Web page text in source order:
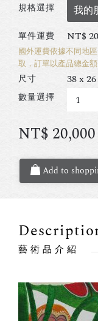
規格選擇 我的
單件運費 NT$
國外運費依據不同地
取，訂單以產品總金
尺寸 38 x
數量選擇
NT$ 20,000
Add to
藝術品介紹